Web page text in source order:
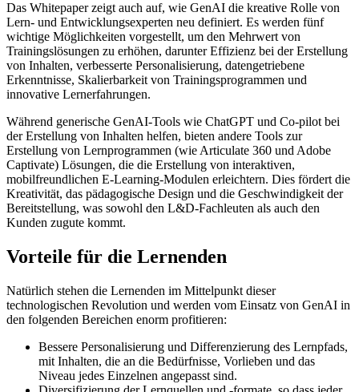
Das Whitepaper zeigt auch auf, wie GenAI die kreative Rolle von
Lern- und Entwicklungsexperten neu definiert. Es werden fünf
wichtige Möglichkeiten vorgestellt, um den Mehrwert von
Trainingslösungen zu erhöhen, darunter Effizienz bei der Erstellung
von Inhalten, verbesserte Personalisierung, datengetriebene
Erkenntnisse, Skalierbarkeit von Trainingsprogrammen und
innovative Lernerfahrungen.
Während generische GenAI-Tools wie ChatGPT und Co-pilot bei
der Erstellung von Inhalten helfen, bieten andere Tools zur
Erstellung von Lernprogrammen (wie Articulate 360 und Adobe
Captivate) Lösungen, die die Erstellung von interaktiven,
mobilfreundlichen E-Learning-Modulen erleichtern. Dies fördert die
Kreativität, das pädagogische Design und die Geschwindigkeit der
Bereitstellung, was sowohl den L&D-Fachleuten als auch den
Kunden zugute kommt.
Vorteile für die Lernenden
Natürlich stehen die Lernenden im Mittelpunkt dieser
technologischen Revolution und werden vom Einsatz von GenAI in
den folgenden Bereichen enorm profitieren:
Bessere Personalisierung und Differenzierung des Lernpfads,
mit Inhalten, die an die Bedürfnisse, Vorlieben und das
Niveau jedes Einzelnen angepasst sind.